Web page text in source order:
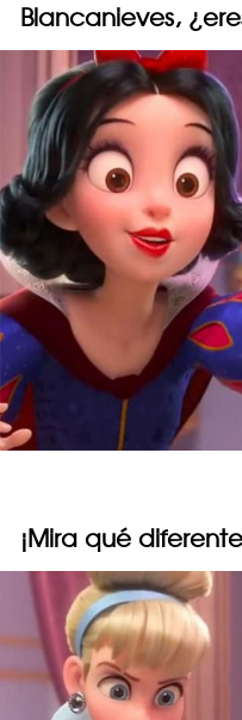
Blancanieves,
¡Mira qué